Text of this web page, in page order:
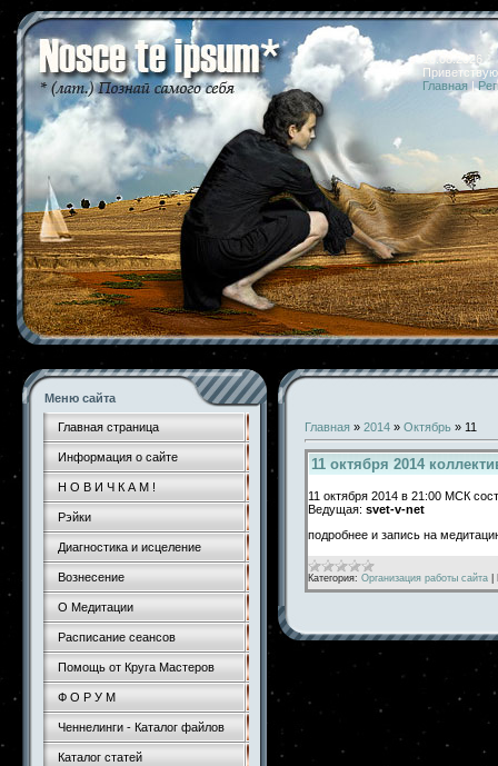
10.08.2026
Главная |
Меню сайта
Главная страница
Информация о сайте
Н О В И Ч К А М !
Рэйки
Диагностика и исцеление
Вознесение
О Медитации
Расписание сеансов
Помощь от Круга Мастеров
Ф О Р У М
Ченнелинги - Каталог файлов
Каталог статей
Главная » 2014 » Октябрь » 11
11 октября 2014
11 октября 2014 в 21:00 МСК
Ведущая: svet-v-net
подробнее и запись на
Категория: Организация работы сайта